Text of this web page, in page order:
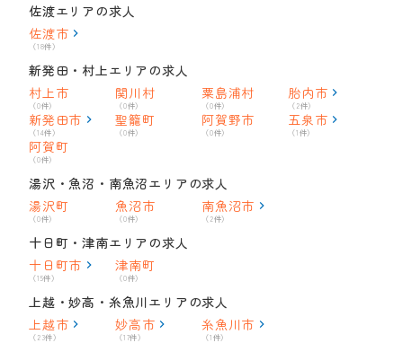
佐渡エリアの求人
佐渡市
（18件）
新発田・村上エリアの求人
村上市
（0件）
関川村
（0件）
粟島浦村
（0件）
胎内市
（2件）
新発田市
（14件）
聖籠町
（0件）
阿賀野市
（0件）
五泉市
（1件）
阿賀町
（0件）
湯沢・魚沼・南魚沼エリアの求人
湯沢町
（0件）
魚沼市
（0件）
南魚沼市
（2件）
十日町・津南エリアの求人
十日町市
（15件）
津南町
（0件）
上越・妙高・糸魚川エリアの求人
上越市
（23件）
妙高市
（17件）
糸魚川市
（1件）